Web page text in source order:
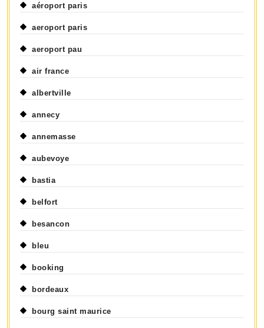
aéroport paris
aeroport paris
aeroport pau
air france
albertville
annecy
annemasse
aubevoye
bastia
belfort
besancon
bleu
booking
bordeaux
bourg saint maurice